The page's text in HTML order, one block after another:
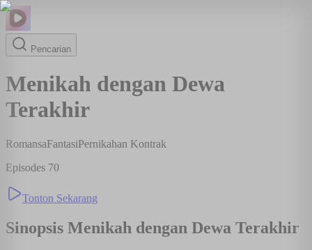
Pencarian
Menikah dengan Dewa
Terakhir
RomansaFantasiPernikahan Kontrak
Episodes 70
Tonton Sekarang
Sinopsis Menikah dengan Dewa Terakhir